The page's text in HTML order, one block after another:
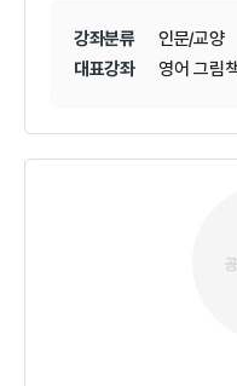
강좌분류
인문/교양
대표강좌
영어 그림